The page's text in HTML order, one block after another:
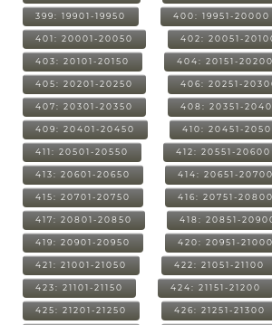
399: 19901-19950 400: 19951-20000
401: 20001-20050 402: 20051-
403: 20101-20150 404: 20151-20200
405: 20201-20250 406: 20251-
407: 20301-20350 408: 20351-
409: 20401-20450 410: 20451-
411: 20501-20550 412: 20551-20600
413: 20601-20650 414: 20651-20700
415: 20701-20750 416: 20751-20800
417: 20801-20850 418: 20851-
419: 20901-20950 420: 20951-21000
421: 21001-21050 422: 21051-21100
423: 21101-21150 424: 21151-21200
425: 21201-21250 426: 21251-21300